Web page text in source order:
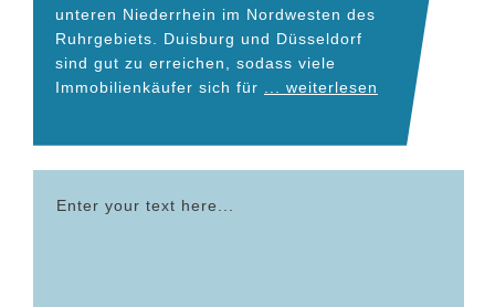
unteren Niederrhein im Nordwesten des
Ruhrgebiets. Duisburg und Düsseldorf
sind gut zu erreichen, sodass viele
Immobilienkäufer sich für
... weiterlesen
Enter your text here...